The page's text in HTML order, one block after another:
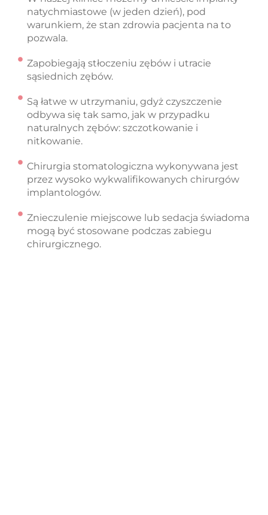
natychmiastowe (w jeden dzień), pod
warunkiem, że stan zdrowia pacjenta na to
pozwala.
Zapobiegają stłoczeniu zębów i utracie
sąsiednich zębów.
Są łatwe w utrzymaniu, gdyż czyszczenie
odbywa się tak samo, jak w przypadku
naturalnych zębów: szczotkowanie i
nitkowanie.
Chirurgia stomatologiczna wykonywana jest
przez wysoko wykwalifikowanych chirurgów
implantologów.
Znieczulenie miejscowe lub sedacja świadoma
mogą być stosowane podczas zabiegu
chirurgicznego.